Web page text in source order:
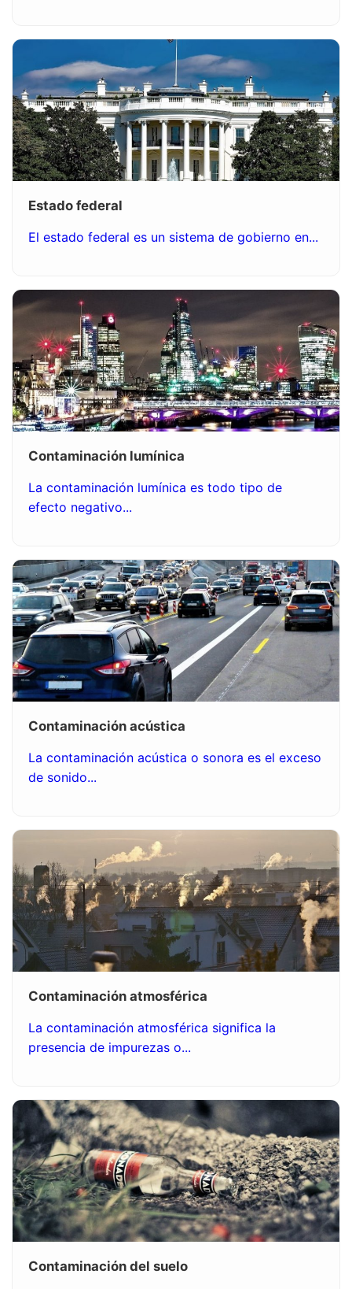
Estado federal
El estado federal es un sistema de gobierno en...
Contaminación lumínica
La contaminación lumínica es todo tipo de
efecto negativo...
Contaminación acústica
La contaminación acústica o sonora es el exceso
de sonido...
Contaminación atmosférica
La contaminación atmosférica significa la
presencia de impurezas o...
Contaminación del suelo